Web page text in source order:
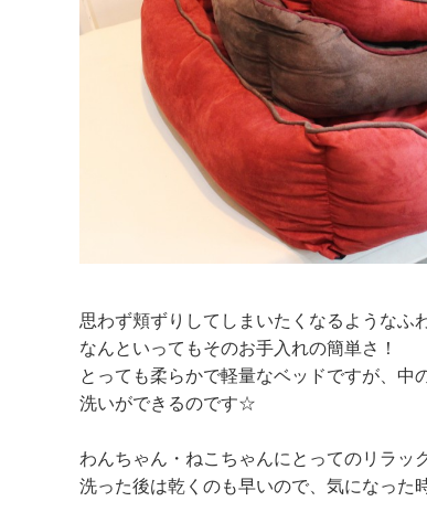
思わず頬ずりしてしまいたくなるような
なんといってもそのお手入れの簡単さ！
とっても柔らかで軽量なベッドですが、
洗いができるのです☆
わんちゃん・ねこちゃんにとってのリラッ
洗った後は乾くのも早いので、気になっ